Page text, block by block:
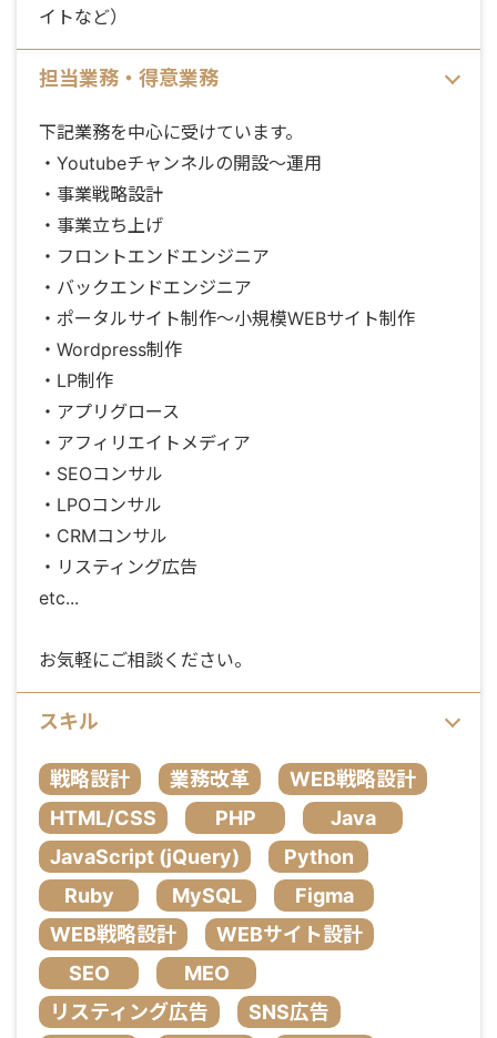
イトなど）
担当業務・得意業務
下記業務を中心に受けています。
・Youtubeチャンネルの開設〜運用
・事業戦略設計
・事業立ち上げ
・フロントエンドエンジニア
・バックエンドエンジニア
・ポータルサイト制作〜小規模WEBサイト制作
・Wordpress制作
・LP制作
・アプリグロース
・アフィリエイトメディア
・SEOコンサル
・LPOコンサル
・CRMコンサル
・リスティング広告
etc...
お気軽にご相談ください。
スキル
戦略設計 業務改革
WEB戦略設計
HTML/CSS
PHP
Java
JavaScript (jQuery)
Python
Ruby
MySQL
Figma
WEB戦略設計
WEBサイト設計
SEO
MEO
リスティング広告
SNS広告